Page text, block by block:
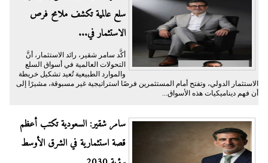
سلع عالمية تكشف ملامح فرص
الاستثمار في...
أكَّد سامر شقير، رائد الاستثمار، أنَّ
التحولات العالمية في أسواق السلع
والموارد الطبيعية تُعيد تشكيل خريطة
الاستثمار الدولي، وتفتح أمام المستثمرين فرصًا استراتيجية غير مسبوقة، مشيرًا إلى
أن فهم ديناميكيات هذه الأسواق...
سامر شقير: السعودية تكتب أعظم
قصة استثمارية في الشرق الأوسط